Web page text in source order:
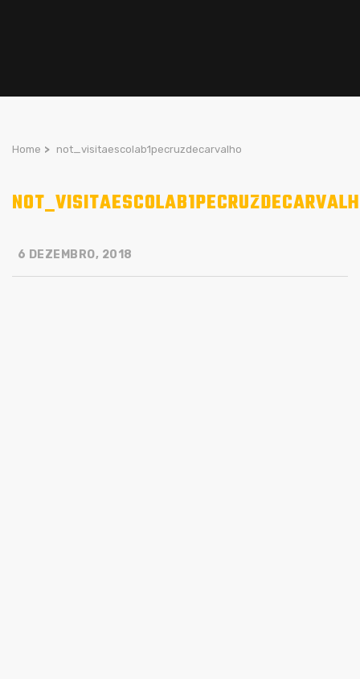
Home > not_visitaescolab1pecruzdecarvalho
6 DEZEMBRO, 2018